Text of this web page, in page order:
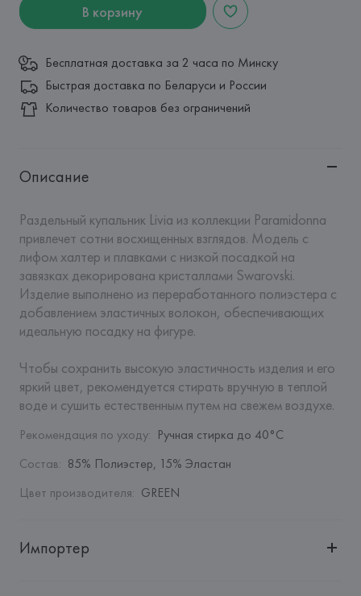
В корзину
Бесплатная доставка за 2 часа по Минску
Быстрая доставка по Беларуси и России
Количество товаров без ограничений
Описание
Раздельный купальник Livia из коллекции Paramidonna
привлечет сотни восхищенных взглядов. Модель с
лифом халтер и плавками с низкой посадкой на
завязках декорирована кристаллами Swarovski.
Изделие выполнено из переработанного полиэстера с
добавлением эластичных волокон, обеспечивающих
идеальную посадку на фигуре.
Чтобы сохранить высокую эластичность изделия и его
яркий цвет, рекомендуется стирать вручную в теплой
воде и сушить естественным путем на свежем воздухе.
Рекомендация по уходу: Ручная стирка до 40°C
Состав: 85% Полиэстер, 15% Эластан
Цвет производителя: GREEN
Импортер